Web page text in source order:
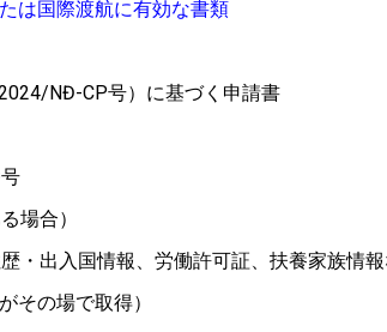
は国際渡航に有効な書類
NĐ-CP号）に基づく申請書
場合）
・出入国情報、労働許可証、扶養家族情報
その場で取得）